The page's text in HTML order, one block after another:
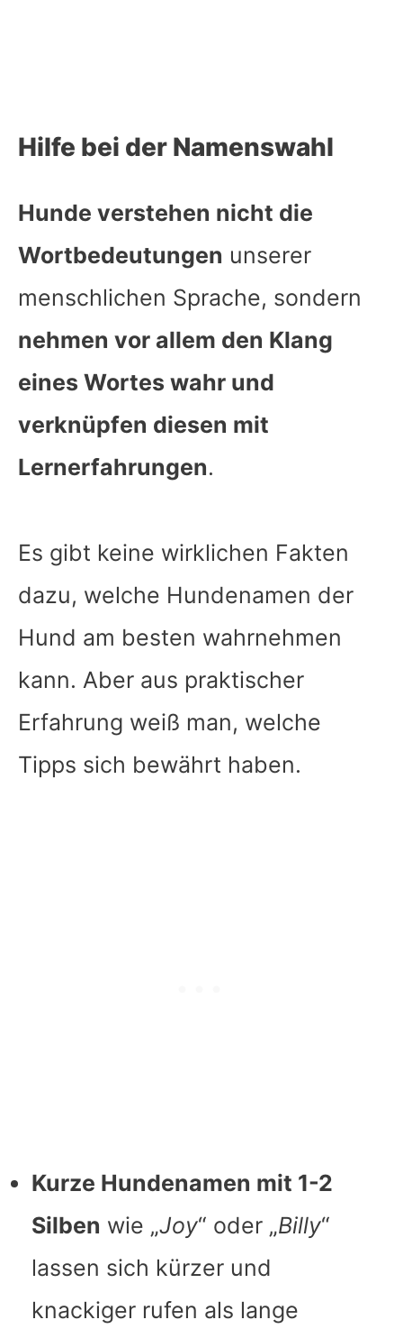
Hilfe bei der Namenswahl
Hunde verstehen nicht die
Wortbedeutungen unserer
menschlichen Sprache, sondern
nehmen vor allem den Klang
eines Wortes wahr und
verknüpfen diesen mit
Lernerfahrungen.
Es gibt keine wirklichen Fakten
dazu, welche Hundenamen der
Hund am besten wahrnehmen
kann. Aber aus praktischer
Erfahrung weiß man, welche
Tipps sich bewährt haben.
Kurze Hundenamen mit 1-2
Silben wie „Joy“ oder „Billy“
lassen sich kürzer und
knackiger rufen als lange